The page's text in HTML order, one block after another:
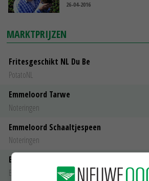
26-04-2016
MARKTPRIJZEN
Fritesgeschikt NL Du Be
PotatoNL
Emmeloord Tarwe
Noteringen
Emmeloord Schaaltjespeen
Noteringen
Bintje A 28/35
Bintje Info